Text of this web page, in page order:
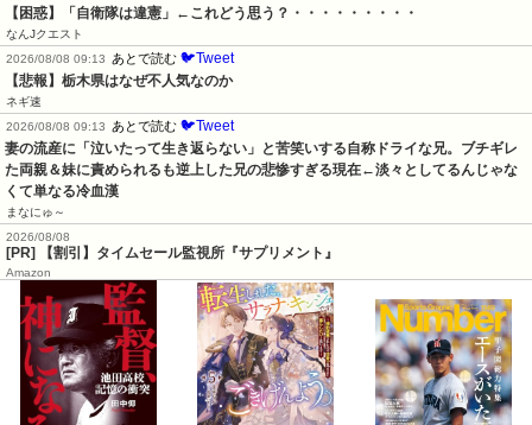
【困惑】「自衛隊は違憲」←これどう思う？・・・・・・・・・
なんJクエスト
2026/08/08 09:13
あとで読む 🐦Tweet
【悲報】栃木県はなぜ不人気なのか
ネギ速
2026/08/08 09:13
あとで読む 🐦Tweet
妻の流産に「泣いたって生き返らない」と苦笑いする自称ドライな兄。ブチギレ
た両親＆妹に責められるも逆上した兄の悲惨すぎる現在←淡々としてるんじゃな
くて単なる冷血漢
まなにゅ～
2026/08/08
[PR] 【割引】タイムセール監視所『サプリメント』
Amazon